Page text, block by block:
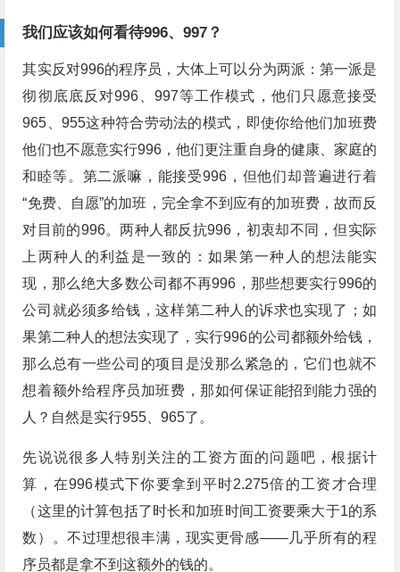
我们应该如何看待996、997？
其实反对996的程序员，大体上可以分为两派：第一派是
彻彻底底反对996、997等工作模式，他们只愿意接受
965、955这种符合劳动法的模式，即使你给他们加班费
他们也不愿意实行996，他们更注重自身的健康、家庭的
和睦等。第二派嘛，能接受996，但他们却普遍进行着
“免费、自愿”的加班，完全拿不到应有的加班费，故而反
对目前的996。两种人都反抗996，初衷却不同，但实际
上两种人的利益是一致的：如果第一种人的想法能实
现，那么绝大多数公司都不再996，那些想要实行996的
公司就必须多给钱，这样第二种人的诉求也实现了；如
果第二种人的想法实现了，实行996的公司都额外给钱，
那么总有一些公司的项目是没那么紧急的，它们也就不
想着额外给程序员加班费，那如何保证能招到能力强的
人？自然是实行955、965了。
先说说很多人特别关注的工资方面的问题吧，根据计
算，在996模式下你要拿到平时2.275倍的工资才合理
（这里的计算包括了时长和加班时间工资要乘大于1的系
数）。不过理想很丰满，现实更骨感——几乎所有的程
序员都是拿不到这额外的钱的。